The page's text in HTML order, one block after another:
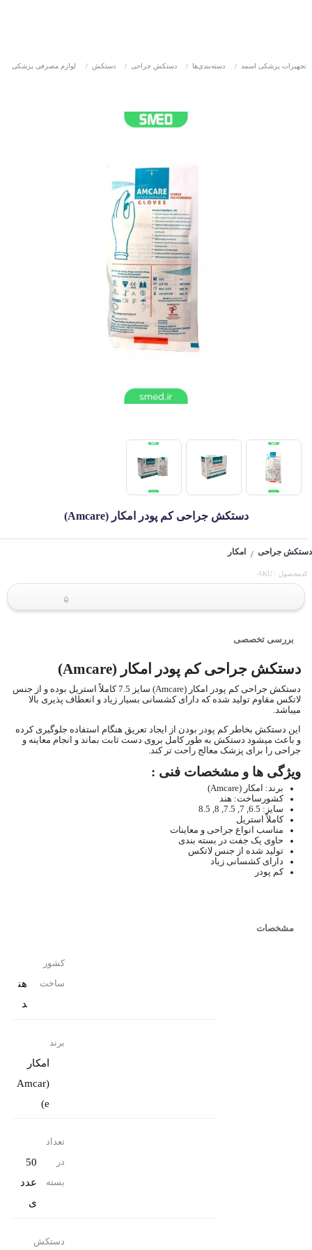
تجهیزات پزشکی اسمد / دسته‌بندی‌ها / دستکش جراحی / دستکش / لوازم مصرفی پزشکی
دستکش جراحی کم پودر امکار (Amcare)
دستکش جراحی / امکار
کدمحصول : SKU-
0
بررسی تخصصی
دستکش جراحی کم پودر امکار (Amcare)
دستکش جراحی کم پودر امکار (Amcare) سایز 7.5 کاملاً استریل بوده و از جنس
لاتکس مقاوم تولید شده که دارای کشسانی بسیار زیاد و انعطاف پذیری بالا
میباشد.
این دستکش بخاطر کم پودر بودن از ایجاد تعریق هنگام استفاده جلوگیری کرده
و باعث میشود دستکش به طور کامل بروی دست ثابت بماند و انجام معاینه و
جراحی را برای پزشک معالج راحت تر کند.
ویژگی ها و مشخصات فنی :
برند: امکار (Amcare)
کشورساخت: هند
سایز: 6.5, 7, 7.5, 8, 8.5
کاملاً استریل
مناسب انواع جراحی و معاینات
حاوی یک جفت در بسته بندی
تولید شده از جنس لاتکس
دارای کشسانی زیاد
کم پودر
مشخصات
کشور
ساخت
هن
د
برند
امکار
(Amcar
e)
تعداد
در
بسته
50
عدد
ی
دستکش